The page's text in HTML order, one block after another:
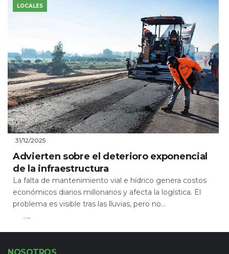
LOCALES
31/12/2025
Advierten sobre el deterioro exponencial
de la infraestructura
La falta de mantenimiento vial e hídrico genera costos
económicos diarios millonarios y afecta la logística. El
problema es visible tras las lluvias, pero no...
Leer Más